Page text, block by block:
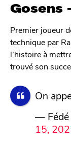
Gosens
Premier joueur
technique par
l’histoire à
trouvé son
On
— Fédé
15,